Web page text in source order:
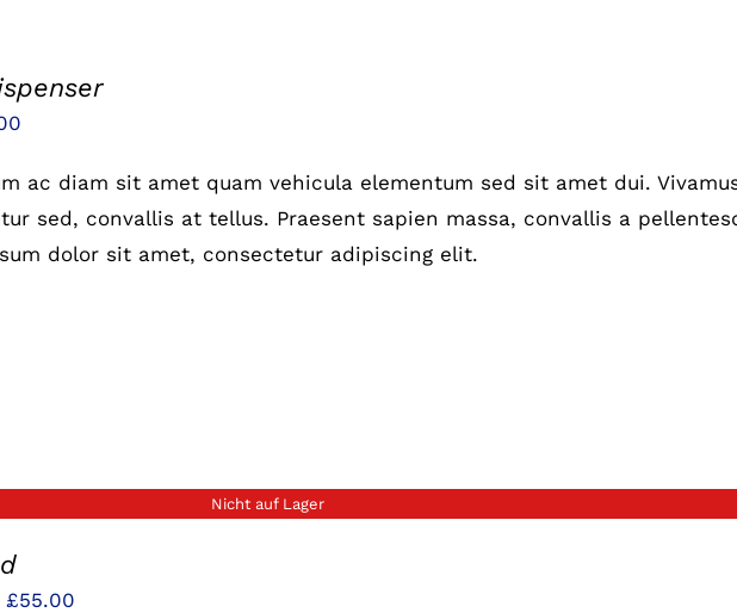
ist:
£6.00.
ac diam sit amet quam vehicula elementum sed sit amet dui.
sed, convallis at tellus. Praesent sapien massa, convallis a
dolor sit amet, consectetur adipiscing elit.
Nicht auf Lager
£55.00